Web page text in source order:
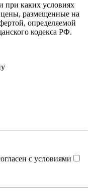
при каких условиях
размещенные на
определяемой
кодекса РФ.
с условиями